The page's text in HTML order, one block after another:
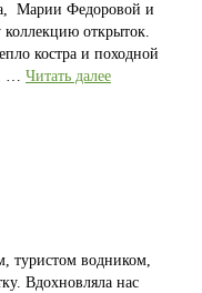
Марии Федоровой и
открыток.
костра и походной
… Читать далее
туристом водником,
Вдохновляла нас